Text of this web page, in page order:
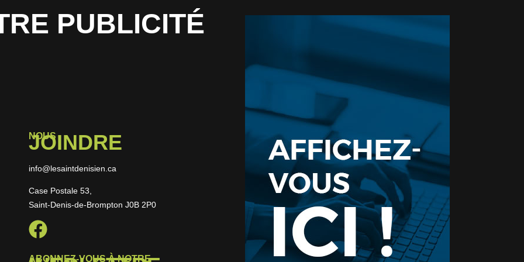
PUBLICITÉ
NOUS
JOINDRE
info@lesaintdenisien.ca
Case Postale 53,
Saint-Denis-de-Brompton J0B 2P0
ABONNEZ-VOUS À NOTRE